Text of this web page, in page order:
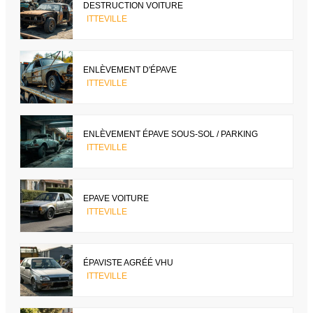
DESTRUCTION VOITURE
ITTEVILLE
ENLÈVEMENT D'ÉPAVE
ITTEVILLE
ENLÈVEMENT ÉPAVE SOUS-SOL / PARKING
ITTEVILLE
EPAVE VOITURE
ITTEVILLE
ÉPAVISTE AGRÉÉ VHU
ITTEVILLE